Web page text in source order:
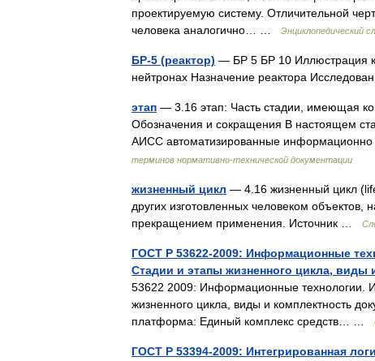
проектируемую систему. Отличительной
человека аналогично… …
Энциклопедический
БР-5 (реактор) — БР 5 БР 10 Иллюстрация к
нейтронах Назначение реактора
этап — 3.16 этап: Часть стадии, имеющая
Обозначения и сокращения В настоящем
АИСС автоматизированные
терминов нормативно-технической документации
жизненный цикл — 4.16 жизненный цикл
других изготовленных человеком объектов,
прекращением применения. Источник …
ГОСТ Р 53622-2009: Информационные
Стадии и этапы жизненного цикла, виды
53622 2009: Информационные технологии.
жизненного цикла, виды и комплектность
платформа: Единый комплекс средств… …
ГОСТ Р 53394-2009: Интегрированная